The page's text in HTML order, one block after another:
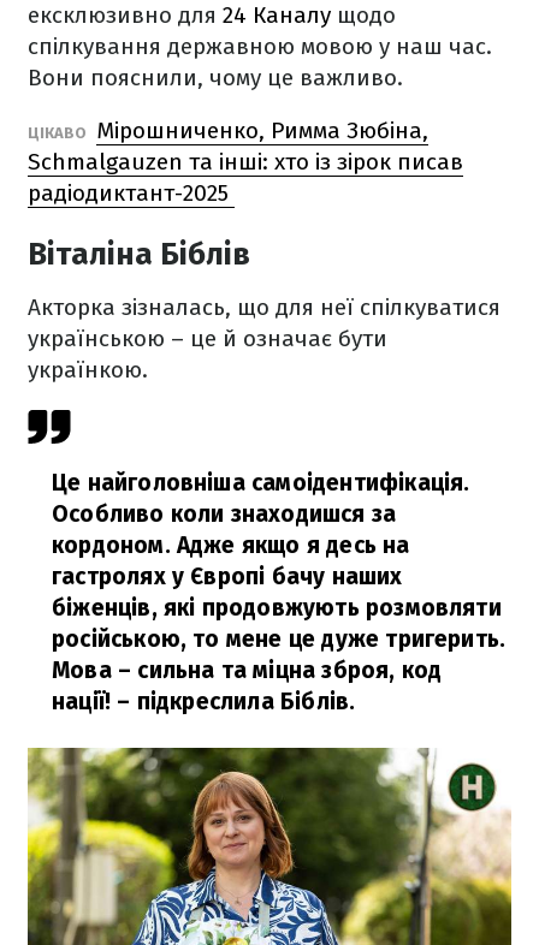
ексклюзивно для 24 Каналу щодо
спілкування державною мовою у наш час.
Вони пояснили, чому це важливо.
ЦІКАВО
Мірошниченко, Римма Зюбіна,
Schmalgauzen та інші: хто із зірок писав
радіодиктант-2025
Віталіна Біблів
Акторка зізналась, що для неї спілкуватися
українською – це й означає бути
українкою.
Це найголовніша самоідентифікація.
Особливо коли знаходишся за
кордоном. Адже якщо я десь на
гастролях у Європі бачу наших
біженців, які продовжують розмовляти
російською, то мене це дуже тригерить.
Мова – сильна та міцна зброя, код
нації! – підкреслила Біблів.